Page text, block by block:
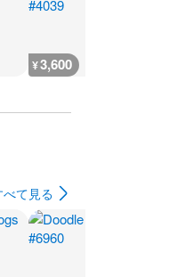
¥3,600
べて見る